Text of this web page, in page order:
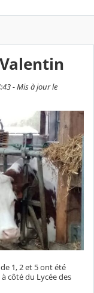
- Mis à jour le
1, 2 et 5 ont été
côté du Lycée des